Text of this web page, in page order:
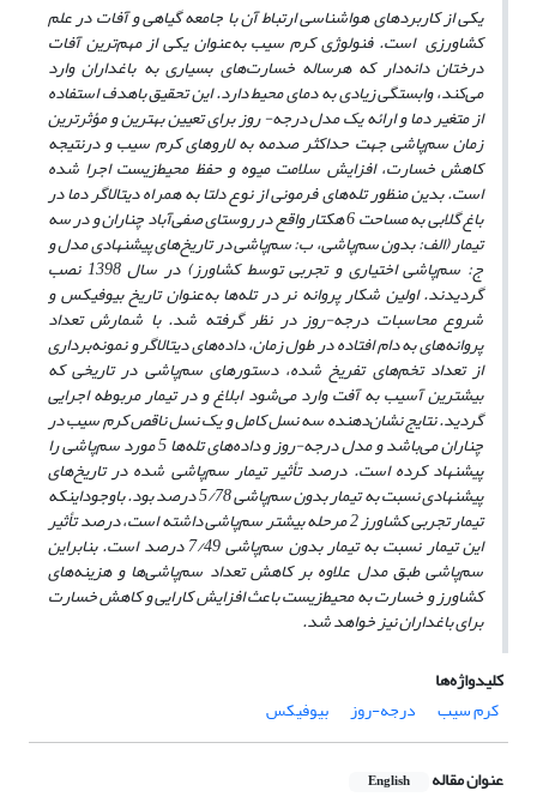
یکی از کاربردهای هواشناسی ارتباط آن با جامعه گیاهی و آفات در علم
کشاورزی است. فنولوژی کرم سیب به‌عنوان یکی از مهم‌ترین آفات
درختان دانه‌دار که هرساله خسارت‌های بسیاری به باغداران وارد
می‌کند، وابستگی زیادی به دمای محیط دارد. این تحقیق باهدف استفاده
از متغیر دما و ارائه یک مدل درجه- روز برای تعیین بهترین و مؤثرترین
زمان سم‌پاشی جهت حداکثر صدمه به لاروهای کرم سیب و درنتیجه
کاهش خسارت، افزایش سلامت میوه و حفظ محیط‌زیست اجرا شده
است. بدین منظور تله‌های فرمونی از نوع دلتا به همراه دیتالاگر دما در
باغ گلابی به مساحت 6 هکتار واقع در روستای صفی‌آباد چناران و در سه
تیمار (الف: بدون سم‌پاشی، ب: سم‌پاشی در تاریخ‌های پیشنهادی مدل و
ج: سم‌پاشی اختیاری و تجربی توسط کشاورز) در سال 1398 نصب
گردیدند. اولین شکار پروانه نر در تله‌ها به‌عنوان تاریخ بیوفیکس و
شروع محاسبات درجه-روز در نظر گرفته شد. با شمارش تعداد
پروانه‌های به دام افتاده در طول زمان، داده‌های دیتالاگر و نمونه‌برداری
از تعداد تخم‌های تفریخ شده، دستورهای سم‌پاشی در تاریخی که
بیشترین آسیب به آفت وارد می‌شود ابلاغ و در تیمار مربوطه اجرایی
گردید. نتایج نشان‌دهنده سه نسل کامل و یک نسل ناقص کرم سیب در
چناران می‌باشد و مدل درجه-روز و داده‌های تله‌ها 5 مورد سم‌پاشی را
پیشنهاد کرده است. درصد تأثیر تیمار سم‌پاشی شده در تاریخ‌های
پیشنهادی نسبت به تیمار بدون سم‌پاشی 5/78 درصد بود. باوجوداینکه
تیمار تجربی کشاورز 2 مرحله بیشتر سم‌پاشی داشته است، درصد تأثیر
این تیمار نسبت به تیمار بدون سم‌پاشی 7/49 درصد است. بنابراین
سم‌پاشی طبق مدل علاوه بر کاهش تعداد سم‌پاشی‌ها و هزینه‌های
کشاورز و خسارت به محیط‌زیست باعث افزایش کارایی و کاهش خسارت
برای باغداران نیز خواهد شد.
کلیدواژه‌ها
کرم سیب
درجه-روز بیوفیکس
عنوان مقاله English